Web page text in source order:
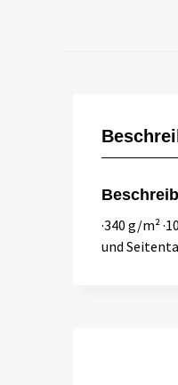
·340 g/m²
und